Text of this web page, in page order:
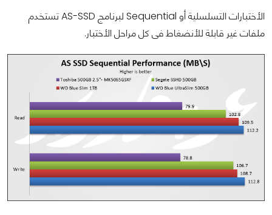
الأختبارات التسلسلية أو Sequential لبرنامج AS-SSD تستخدم
ملفات غير قابلة للأنضغاط فى كل مراحل الأختبار.